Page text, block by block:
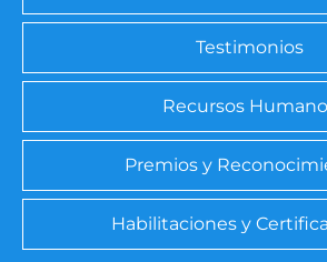
Testimonios
Recursos
Premios y
Habilitaciones y